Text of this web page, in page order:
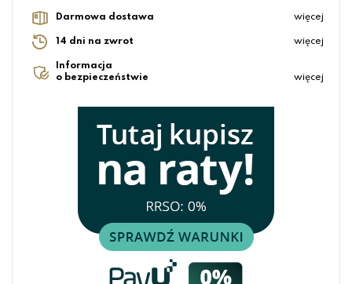
Darmowa dostawa więcej
14 dni na zwrot więcej
Informacja
o bezpieczeństwie
więcej